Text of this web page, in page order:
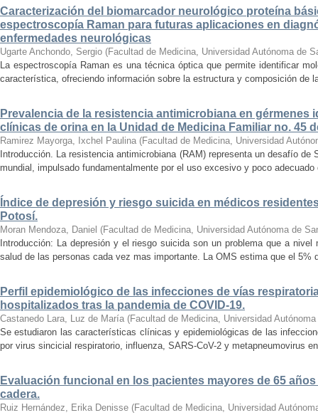
Caracterización del biomarcador neurológico proteína
espectroscopía Raman para futuras aplicaciones en
enfermedades neurológicas
Ugarte Anchondo, Sergio (Facultad de Medicina, Universidad Autónoma de
La espectroscopía Raman es una técnica óptica que permite identificar
característica, ofreciendo información sobre la estructura y composición de
Prevalencia de la resistencia antimicrobiana en gérmenes
clínicas de orina en la Unidad de Medicina Familiar no. 45
Ramirez Mayorga, Ixchel Paulina (Facultad de Medicina, Universidad
Introducción. La resistencia antimicrobiana (RAM) representa un desafío de
mundial, impulsado fundamentalmente por el uso excesivo y poco
Índice de depresión y riesgo suicida en médicos
Potosí.
Moran Mendoza, Daniel (Facultad de Medicina, Universidad Autónoma de
Introducción: La depresión y el riesgo suicida son un problema que a
salud de las personas cada vez mas importante. La OMS estima que el 5%
Perfil epidemiológico de las infecciones de vías
hospitalizados tras la pandemia de COVID-19.
Castanedo Lara, Luz de María (Facultad de Medicina, Universidad
Se estudiaron las características clínicas y epidemiológicas de las
por virus sincicial respiratorio, influenza, SARS-CoV-2 y metapneumovirus
Evaluación funcional en los pacientes mayores de 65
cadera.
Ruiz Hernández, Erika Denisse (Facultad de Medicina, Universidad